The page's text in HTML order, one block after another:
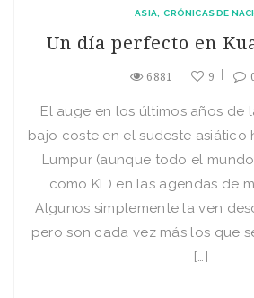
ASIA CRÓNICAS DE
Un día perfecto en
6881 9
El auge en los últimos años de
bajo coste en el sudeste asiático
Lumpur (aunque todo el
como KL) en las agendas de
Algunos simplemente la ven
pero son cada vez más los que
[…]